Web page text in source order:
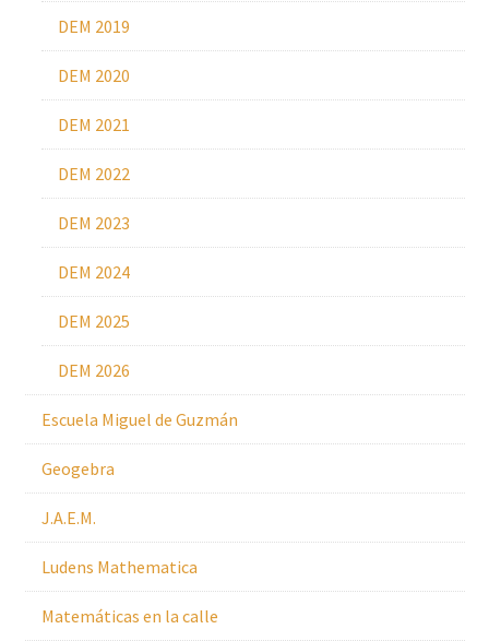
DEM 2019
DEM 2020
DEM 2021
DEM 2022
DEM 2023
DEM 2024
DEM 2025
DEM 2026
Escuela Miguel de Guzmán
Geogebra
J.A.E.M.
Ludens Mathematica
Matemáticas en la calle